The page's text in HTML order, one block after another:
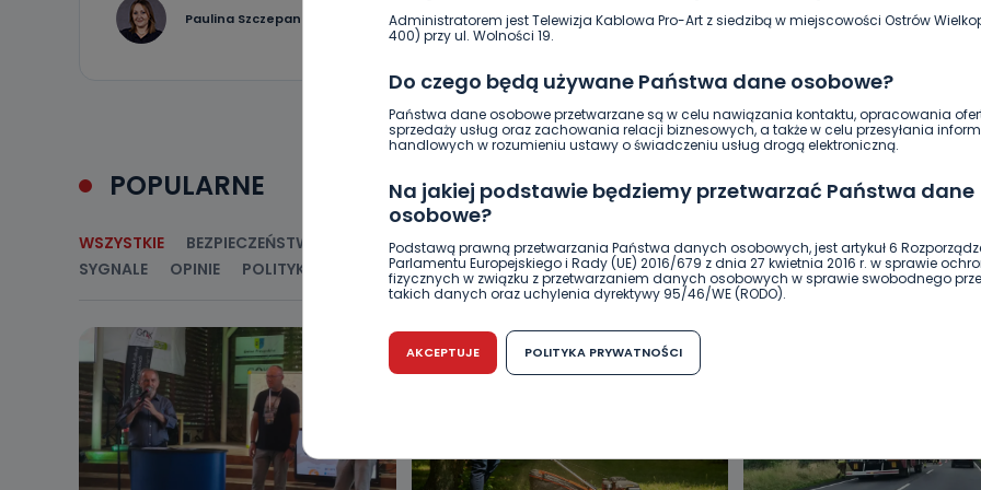
Administratorem jest Telewizja Kablowa Pro-Art z siedzibą w miejscowości Ostrów
400) przy ul. Wolności 19.
Do czego będą używane Państwa dane osobowe?
Państwa dane osobowe przetwarzane są w celu nawiązania kontaktu, opracowania
sprzedaży usług oraz zachowania relacji biznesowych, a także w celu przesyłania
handlowych w rozumieniu ustawy o świadczeniu usług drogą elektroniczną.
Na jakiej podstawie będziemy przetwarzać Państwa dane
osobowe?
Podstawą prawną przetwarzania Państwa danych osobowych, jest artykuł 6
Parlamentu Europejskiego i Rady (UE) 2016/679 z dnia 27 kwietnia 2016 r. w sprawie
fizycznych w związku z przetwarzaniem danych osobowych w sprawie swobodnego
takich danych oraz uchylenia dyrektywy 95/46/WE (RODO).
Czy jest możliwość cofnięcia zgody?
Podanie danych osobowych jest dobrowolne, nie jest wymogiem ustawowym lub
Kiedy i komu możemy przekazać Państwa dane?
AKCEPTUJE POLITYKA PRYWATNOŚCI
Paulina Szczepaniak 19
POPULARNE
WSZYSTKIE BEZPIECZEŃSTWO CIEKAWOSTKI EDUKACJA GOSPODARKA I FINANSE HISTORIA
SYGNALE
OPINIE POLITYKA RELIGIA SAMORZĄD ŚRODOWISKO WASZE INFO WSZYSTKICH ŚWIĘTYCH